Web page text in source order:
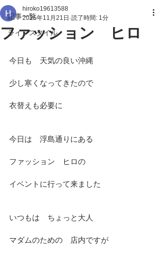
記事一覧
ライフスタイル
ファッション ヒロ
hiroko19613588
2025年11月21日 読了時間: 1分
今日も　天気の良い沖縄
少し寒くなってきたので
衣替えも必要に
今日は　浮島通りにある
ファッション　ヒロの
イベントに行って来ました
いつもは　ちょっと大人
マダムのための　店内ですが